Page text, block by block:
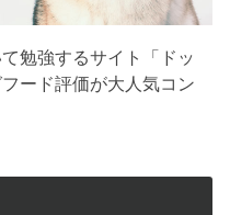
勉強するサイト「ドッ
ード評価が大人気コン